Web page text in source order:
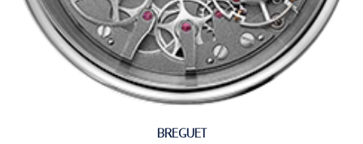
BREGUET